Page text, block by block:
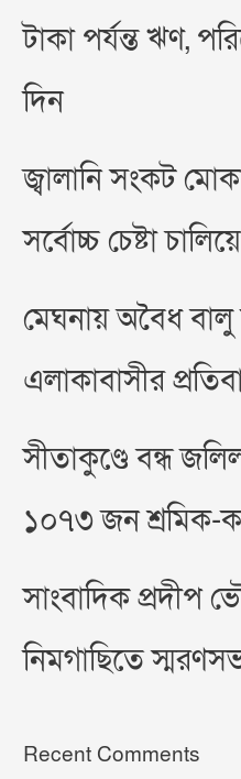
টাকা পর্যন্ত ঋণ,
দিন
জ্বালানি সংকট
সর্বোচ্চ চেষ্টা
মেঘনায় অবৈধ
এলাকাবাসীর
সীতাকুণ্ডে বন্ধ
১০৭৩ জন শ্রমিক-
সাংবাদিক প্রদীপ
নিমগাছিতে
Recent Comments